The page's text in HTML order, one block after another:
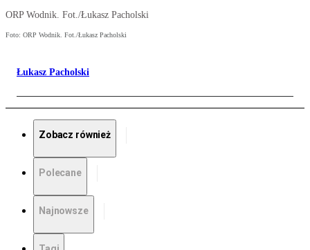
ORP Wodnik. Fot./Łukasz Pacholski
Foto: ORP Wodnik. Fot./Łukasz Pacholski
Łukasz Pacholski
Zobacz również
Polecane
Najnowsze